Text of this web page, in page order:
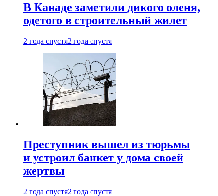
В Канаде заметили дикого оленя,
одетого в строительный жилет
2 года спустя2 года спустя
Преступник вышел из тюрьмы
и устроил банкет у дома своей
жертвы
2 года спустя2 года спустя